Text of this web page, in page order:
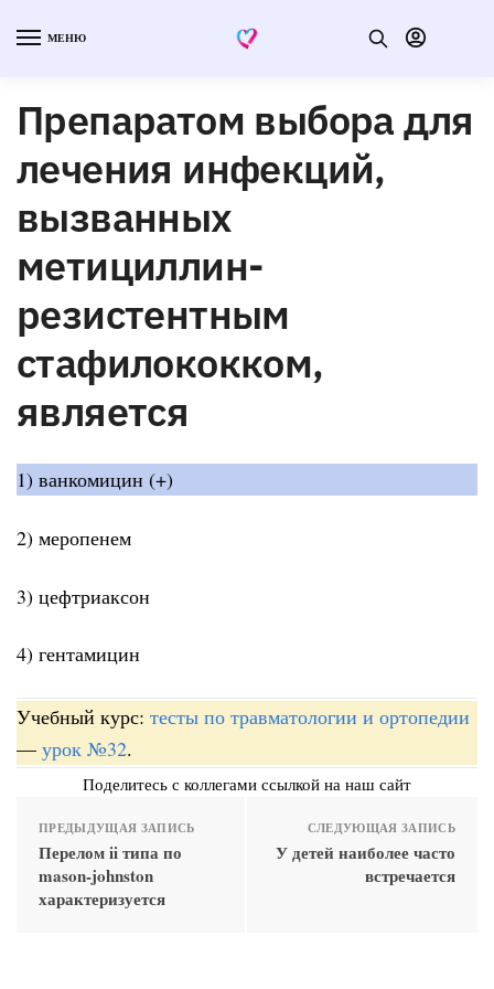
МЕНЮ
Препаратом выбора для
лечения инфекций,
вызванных
метициллин-
резистентным
стафилококком,
является
1) ванкомицин (+)
2) меропенем
3) цефтриаксон
4) гентамицин
Учебный курс: тесты по травматологии и ортопедии
— урок №32.
Поделитесь с коллегами ссылкой на наш сайт
ПРЕДЫДУЩАЯ ЗАПИСЬ
Перелом ii типа по
mason-johnston
характеризуется
СЛЕДУЮЩАЯ ЗАПИСЬ
У детей наиболее часто
встречается